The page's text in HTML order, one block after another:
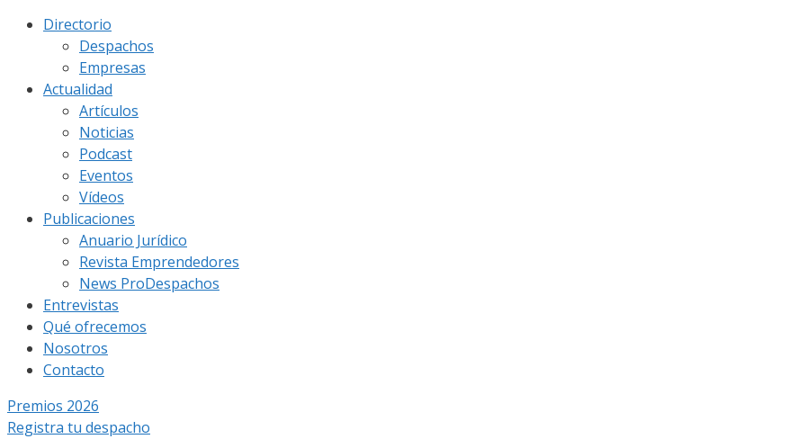
Directorio
Despachos
Empresas
Actualidad
Artículos
Noticias
Podcast
Eventos
Vídeos
Publicaciones
Anuario Jurídico
Revista Emprendedores
News ProDespachos
Entrevistas
Qué ofrecemos
Nosotros
Contacto
Premios 2026
Registra tu despacho